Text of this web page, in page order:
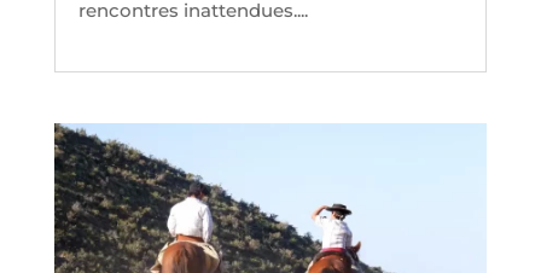
rencontres inattendues....